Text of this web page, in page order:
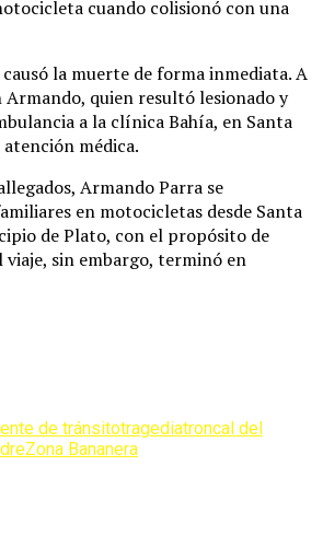
cuando colisionó con una
la muerte de forma inmediata. A
Armando, quien resultó lesionado y
a la clínica Bahía, en Santa
médica.
Armando Parra se
en motocicletas desde Santa
de Plato, con el propósito de
viaje, sin embargo, terminó en
de tránsitotragediatroncal del
Zona Bananera